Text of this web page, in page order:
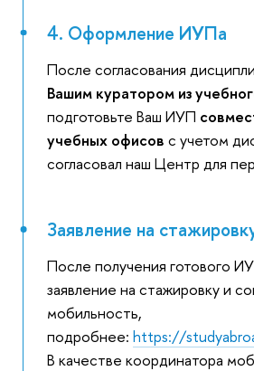
4. Оформление ИУПа
После согласования
Вашим куратором из
подготовьте Ваш ИУП
учебных офисов с учетом
согласовал наш Центр для
Заявление на
После получения готового
заявление на стажировку и
мобильность,
подробнее: https://
В качестве координатора